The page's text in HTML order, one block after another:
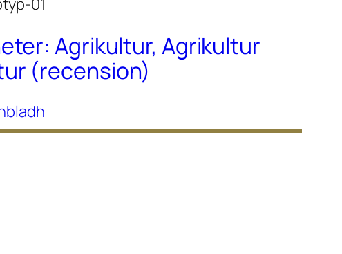
Agrikultur, Agrikultur
(recension)